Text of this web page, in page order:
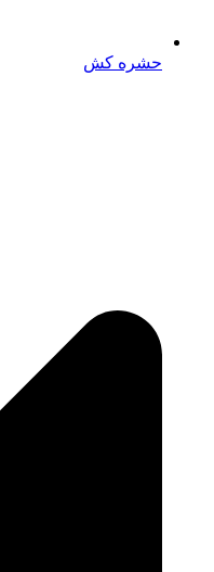
حشره‌ کش